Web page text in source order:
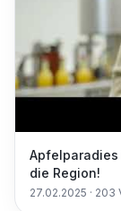
Apfelparadies
die Region!
27.02.2025 · 203